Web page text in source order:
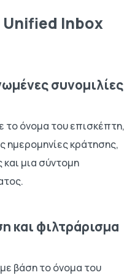
Unified Inbox
συνομιλίες
το όνομα του επισκέπτη,
ημερομηνίες κράτησης,
μια σύντομη
και φιλτράρισμα
βάση το όνομα του